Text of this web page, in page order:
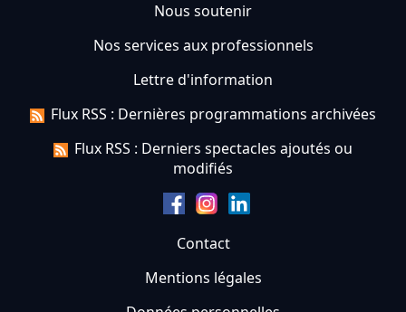
Nous soutenir
Nos services aux professionnels
Lettre d'information
Flux RSS : Dernières programmations archivées
Flux RSS : Derniers spectacles ajoutés ou
modifiés
Contact
Mentions légales